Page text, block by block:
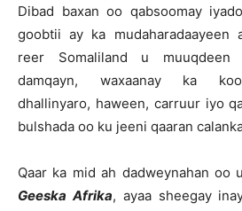
Dibad baxan oo qabsoomay
goobtii ay ka mudaharadaayeen
reer Somaliland u muuqdeen
damqayn, waxaanay ka
dhallinyaro, haween, carruur iyo
bulshada oo ku jeeni qaaran
Qaar ka mid ah dadweynahan oo
Geeska Afrika, ayaa sheegay